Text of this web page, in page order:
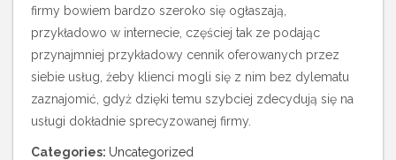
firmy bowiem bardzo szeroko się ogłaszają,
przykładowo w internecie, częściej tak ze podając
przynajmniej przykładowy cennik oferowanych przez
siebie usług, żeby klienci mogli się z nim bez dylematu
zaznajomić, gdyż dzięki temu szybciej zdecydują się na
usługi dokładnie sprecyzowanej firmy.
Categories: Uncategorized